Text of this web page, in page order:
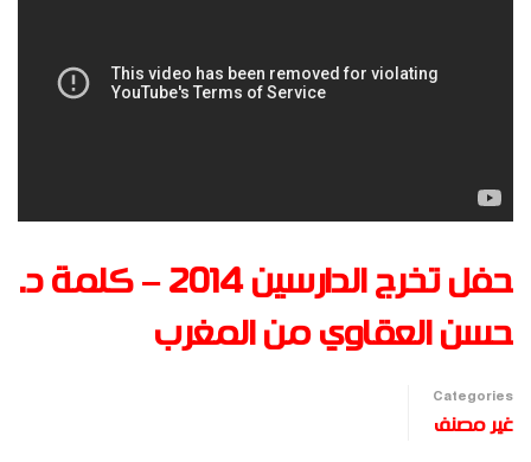
حفل تخرج الدارسين 2014 – كلمة د.
حسن العقاوي من المغرب
Categories
غير مصنف